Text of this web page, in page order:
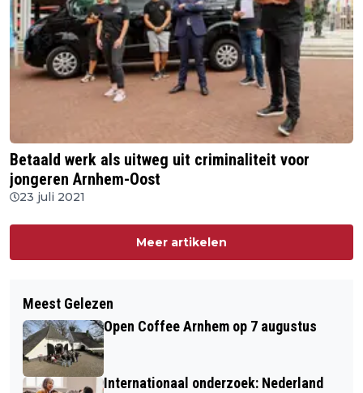
Betaald werk als uitweg uit criminaliteit voor
jongeren Arnhem-Oost
23 juli 2021
Meer artikelen
Meest Gelezen
Open Coffee Arnhem op 7 augustus
Internationaal onderzoek: Nederland